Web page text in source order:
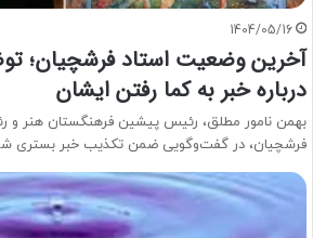
1404/05/16
آخرین وضعیت استاد فرشچیان؛
درباره خبر به کما رفتن ایشان
بهمن نامور مطلق، رئیس پیشین فرهنگستان هنر و
فرشچیان، در گفت‌وگویی ضمن تکذیب خبر بستری